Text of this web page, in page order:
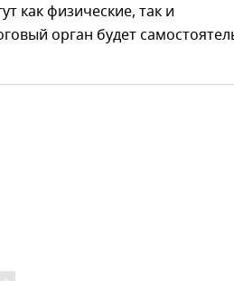
как физические, так и
орган будет